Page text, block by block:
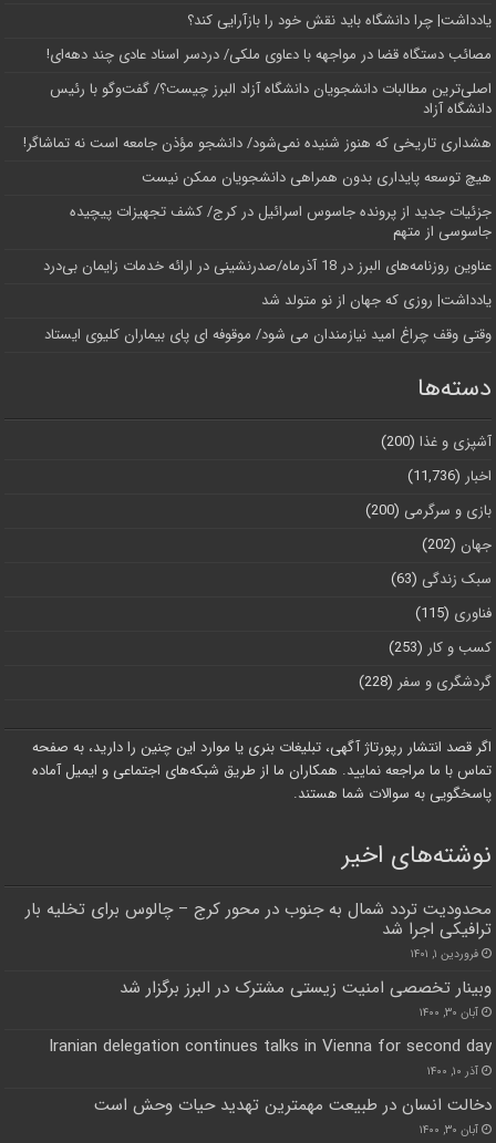
یادداشت| چرا دانشگاه باید نقش خود را بازآرایی کند؟
مصائب دستگاه قضا در مواجهه با دعاوی ملکی/ دردسر اسناد عادی چند‌ دهه‌ای!
اصلی‌ترین مطالبات دانشجویان دانشگاه آزاد البرز چیست؟/ گفت‌وگو با رئیس
دانشگاه آز‌اد
هشداری تاریخی که هنوز شنیده نمی‌شود/ دانشجو مؤذن جامعه است نه تماشاگر!
هیچ توسعه پایداری بدون همراهی دانشجویان ممکن نیست
جزئیات جدید از پرونده جاسوس اسرائیل در کرج/‌ کشف تجهیزات پیچیده
جاسوسی از متهم
عناوین روزنامه‌های البرز در ‌18 آذرماه/صدرنشینی در ارائه خدمات زایمان بی‌درد
یادداشت| روزی که جهان از نو متولد شد
وقتی وقف چراغ امید نیازمندان می شود/ موقوفه ای پای بیماران کلیوی ایستاد
دسته‌ها
آشپزی و غذا (200)
اخبار (11,736)
بازی و سرگرمی (200)
جهان (202)
سبک زندگی (63)
فناوری (115)
کسب و کار (253)
گردشگری و سفر (228)
اگر قصد انتشار رپورتاژ آگهی، تبلیغات بنری یا موارد این چنین را دارید، به صفحه
تماس با ما مراجعه نمایید. همکاران ما از طریق شبکه‌های اجتماعی و ایمیل آماده
پاسخگویی به سوالات شما هستند.
نوشته‌های اخیر
محدودیت تردد شمال به جنوب در محور کرج – چالوس برای تخلیه بار
ترافیکی اجرا شد
فروردین ۱, ۱۴۰۱
وبینار تخصصی امنیت زیستی مشترک در البرز برگزار شد
آبان ۳۰, ۱۴۰۰
Iranian delegation continues talks in Vienna for second day
آذر ۱۰, ۱۴۰۰
دخالت انسان در طبیعت مهمترین تهدید حیات وحش است
آبان ۳۰, ۱۴۰۰